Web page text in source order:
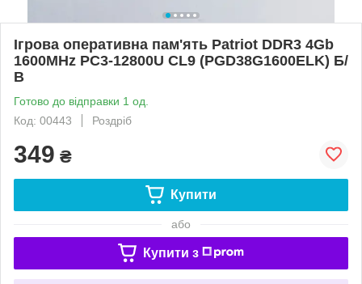
Ігрова оперативна пам'ять Patriot DDR3 4Gb
1600MHz PC3-12800U CL9 (PGD38G1600ELK) Б/
В
Готово до відправки 1 од.
Код: 00443
Роздріб
349 ₴
Купити
або
Купити з